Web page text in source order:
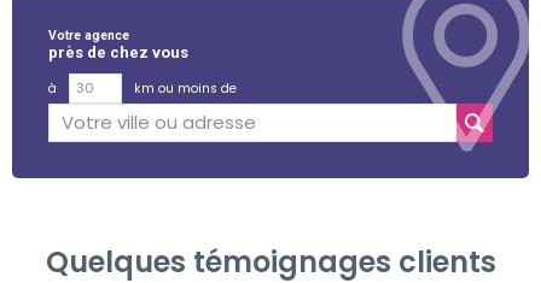
Votre agence
près de chez vous
à
km ou moins de
Quelques témoignages clients